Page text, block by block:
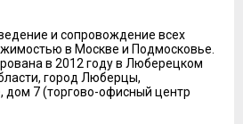
и сопровождение всех
в Москве и Подмосковье.
в 2012 году в Люберецком
город Люберцы,
дом 7 (торгово-офисный центр